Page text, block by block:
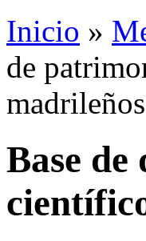
Inicio »
de
madrileños
Base